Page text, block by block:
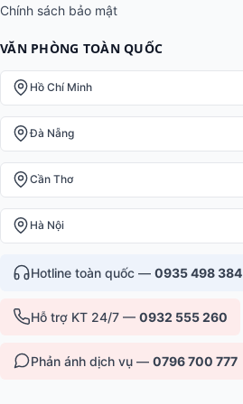
Chính sách bảo mật
VĂN PHÒNG TOÀN QUỐC
Hồ Chí Minh
Đà Nẵng
Cần Thơ
Hà Nội
Hotline toàn quốc — 0935 498 384
Hỗ trợ KT 24/7 — 0932 555 260
Phản ánh dịch vụ — 0796 700 777